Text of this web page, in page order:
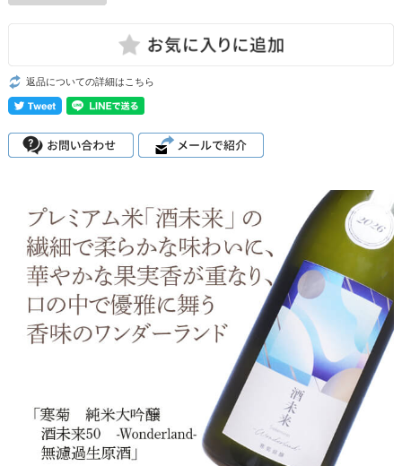
返品についての詳細はこちら